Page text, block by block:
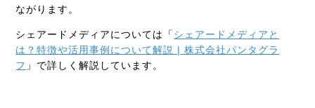
ながります。
シェアードメディアについては「 シェアードメディアと
は？特徴や活用事例について解説 | 株式会社パンタグラ
フ 」で詳しく解説しています。